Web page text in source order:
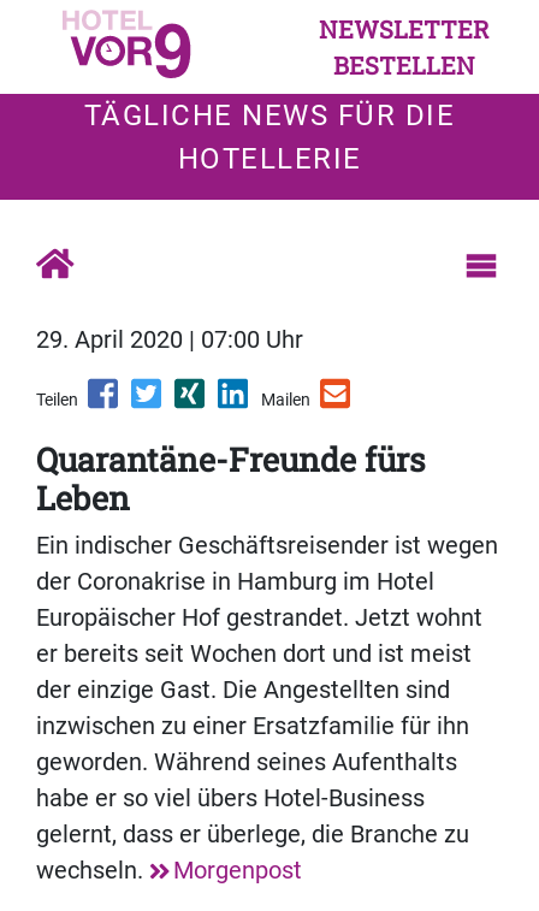
NEWSLETTER
BESTELLEN
TÄGLICHE NEWS FÜR DIE
HOTELLERIE
29. April 2020 | 07:00 Uhr
Teilen Mailen
Quarantäne-Freunde fürs
Leben
Ein indischer Geschäftsreisender ist wegen
der Coronakrise in Hamburg im Hotel
Europäischer Hof gestrandet. Jetzt wohnt
er bereits seit Wochen dort und ist meist
der einzige Gast. Die Angestellten sind
inzwischen zu einer Ersatzfamilie für ihn
geworden. Während seines Aufenthalts
habe er so viel übers Hotel-Business
gelernt, dass er überlege, die Branche zu
wechseln.
Morgenpost